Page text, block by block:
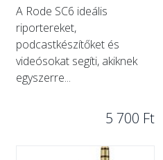
A Rode SC6 ideális
riportereket,
podcastkészítőket és
videósokat segíti, akiknek
egyszerre...
5 700 Ft